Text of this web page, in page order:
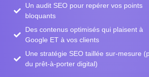
Un audit SEO pour repérer vos points
bloquants
Des contenus optimisés qui plaisent à
Google ET à vos clients
Une stratégie SEO taillée sur-mesure
du prêt-à-porter digital)